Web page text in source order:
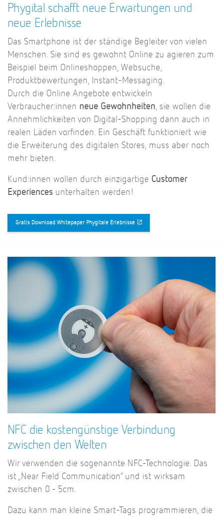
Phygital schafft neue Erwartungen und
neue Erlebnisse
Das Smartphone ist der ständige Begleiter von vielen
Menschen. Sie sind es gewohnt Online zu agieren zum
Beispiel beim Onlineshoppen, Websuche,
Produktbewertungen, Instant-Messaging.
Durch die Online Angebote entwickeln
Verbraucher:innen neue Gewohnheiten, sie wollen die
Annehmlichkeiten von Digital-Shopping dann auch in
realen Läden vorfinden. Ein Geschäft funktioniert wie
die Erweiterung des digitalen Stores, muss aber noch
mehr bieten.
Kund:innen wollen durch einzigartige Customer
Experiences unterhalten werden!
Gratis Download Whitepaper Phygitale Erlebnisse
NFC die kostengünstige Verbindung
zwischen den Welten
Wir verwenden die sogenannte NFC-Technologie. Das
ist „Near Field Communication“ und ist wirksam
zwischen 0 - 5cm.
Dazu kann man kleine Smart-Tags programmieren, die